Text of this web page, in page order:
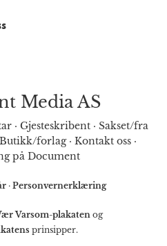
Media AS
· Gjesteskribent · Sakset/fra
Butikk/forlag· Kontakt oss·
på Document
· Personvernerklæring
Varsom-plakatenog
prinsipper.